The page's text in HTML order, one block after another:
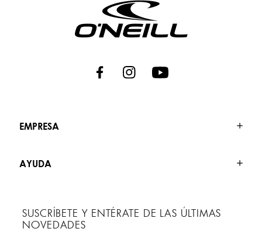
EMPRESA
AYUDA
SUSCRÍBETE Y ENTÉRATE DE LAS ÚLTIMAS
NOVEDADES